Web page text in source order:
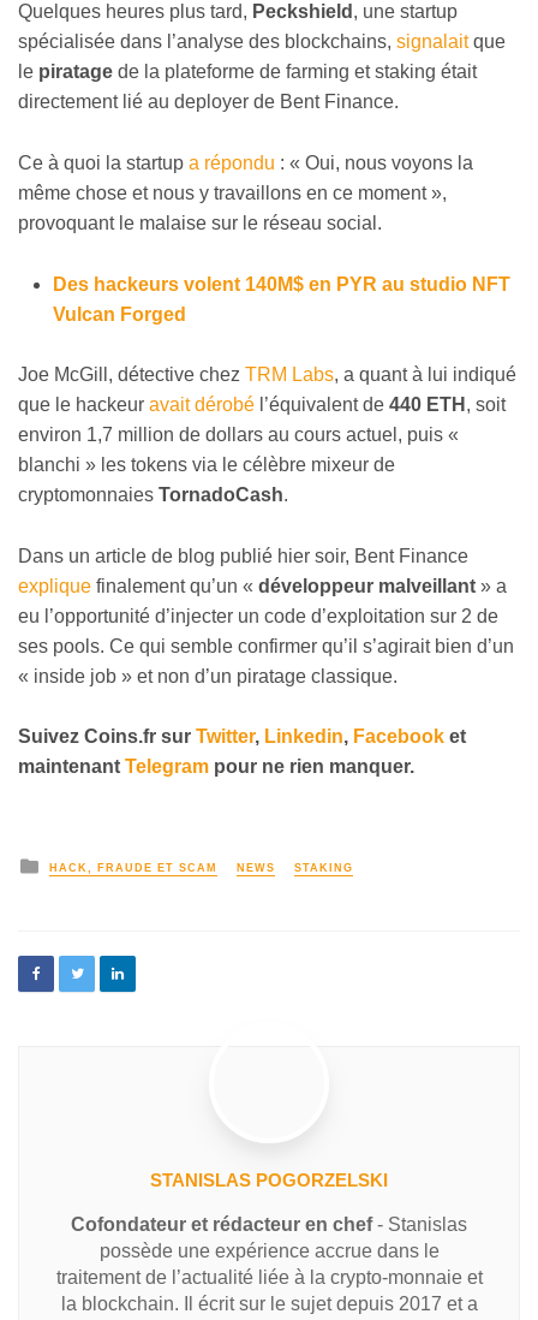
Quelques heures plus tard, Peckshield , une startup
spécialisée dans l’analyse des blockchains, signalaitque
le piratage de la plateforme de farming et staking était
directement lié au deployer de Bent Finance.
Ce à quoi la startup a répondu : « Oui, nous voyons la
même chose et nous y travaillons en ce moment »,
provoquant le malaise sur le réseau social.
Des hackeurs volent 140M$ en PYR au studio NFT
Vulcan Forged
Joe McGill, détective chez TRM Labs, a quant à lui indiqué
que le hackeur avait dérobé l’équivalent de 440 ETH , soit
environ 1,7 million de dollars au cours actuel, puis «
blanchi » les tokens via le célèbre mixeur de
cryptomonnaies TornadoCash.
Dans un article de blog publié hier soir, Bent Finance
explique finalement qu’un « développeur malveillant » a
eu l’opportunité d’injecter un code d’exploitation sur 2 de
ses pools. Ce qui semble confirmer qu’il s’agirait bien d’un
« inside job » et non d’un piratage classique.
Suivez Coins.fr sur Twitter, Linkedin, Facebook et
maintenant Telegram pour ne rien manquer.
HACK, FRAUDE ET SCAM NEWS STAKING
STANISLAS POGORZELSKI
Cofondateur et rédacteur en chef- Stanislas
possède une expérience accrue dans le
traitement de l’actualité liée à la crypto-monnaie et
la blockchain. Il écrit sur le sujet depuis 2017 et a